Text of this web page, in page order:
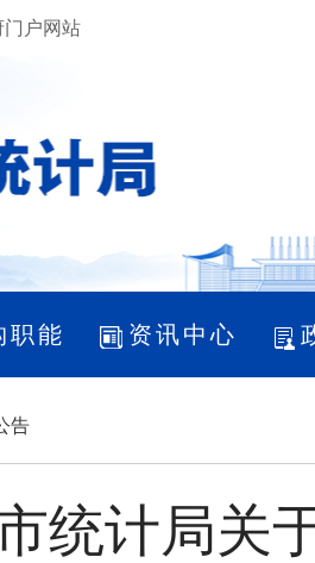
门户网站
职能 资讯中心
告
统计局关